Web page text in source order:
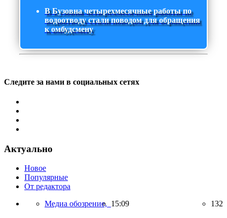
В Бузовна четырехмесячные работы по
водоотводу стали поводом для обращения
к омбудсмену
Следите за нами в социальных сетях
Актуально
Новое
Популярные
От редактора
Медиа обозрение, 15:09 132